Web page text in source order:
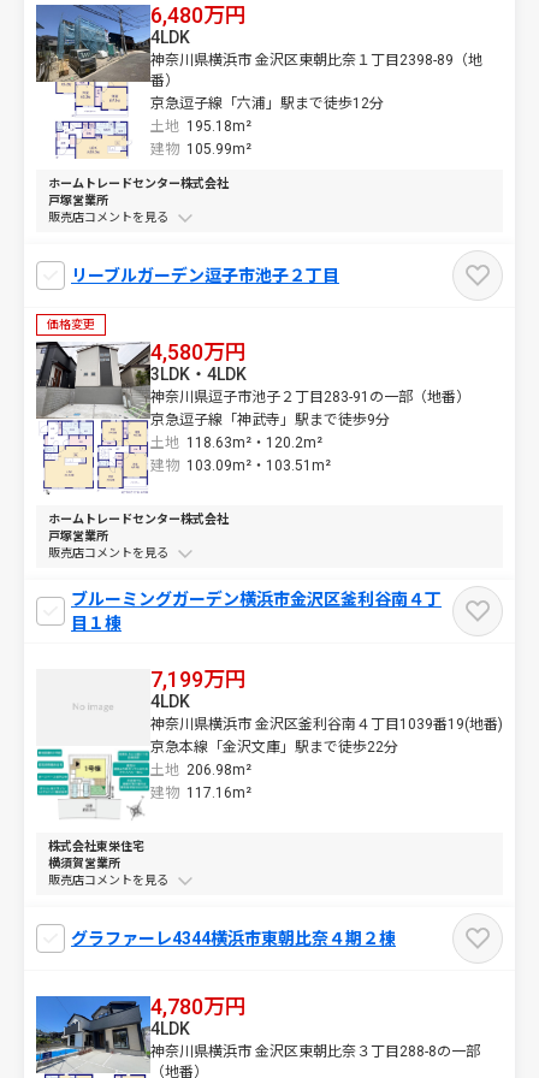
6,480万円
神奈川県横浜市 金沢区東朝比奈１丁目2398-89（地
番）
京急逗子線「六浦」駅まで徒歩12分
土地 195.18m²
4LDK
建物 105.99m²
ホームトレードセンター株式会社
戸塚営業所
販売店コメントを
リーブルガーデン逗子市池子２丁目
価格変更
4,580万円
神奈川県逗子市池子２丁目283-91の一部（地番）
京急逗子線「神武寺」駅まで徒歩9分
土地 118.63m²・ 120.2m²
3LDK・4LDK
建物 103.09m²・ 103.51m²
ホームトレードセンター株式会社
戸塚営業所
販売店コメントを
ブルーミングガーデン横浜市金沢区釜利谷南４丁
目１棟
7,199万円
神奈川県横浜市 金沢区釜利谷南４丁目1039番19(地番)
京急本線「金沢文庫」駅まで徒歩22分
土地 206.98m²
4LDK
建物 117.16m²
株式会社東栄住宅
横須賀営業所
販売店コメントを
グラファーレ4344横浜市東朝比奈４期２棟
4,780万円
神奈川県横浜市 金沢区東朝比奈３丁目288-8の一部
（地番）
4LDK